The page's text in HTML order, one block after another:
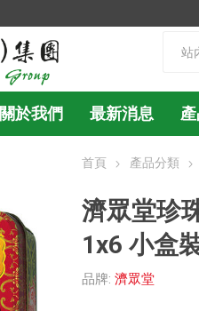
關於我們 最新消息
首頁 產品分類
濟眾堂珍
1x6 小盒
品牌: 濟眾堂